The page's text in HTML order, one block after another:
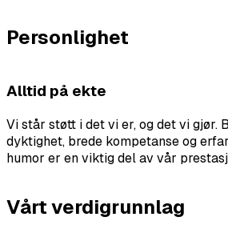
Personlighet
Alltid på ekte
Vi står støtt i det vi er, og det vi gjør.
dyktighet, brede kompetanse og
humor er en viktig del av vår
Vårt verdigrunnlag